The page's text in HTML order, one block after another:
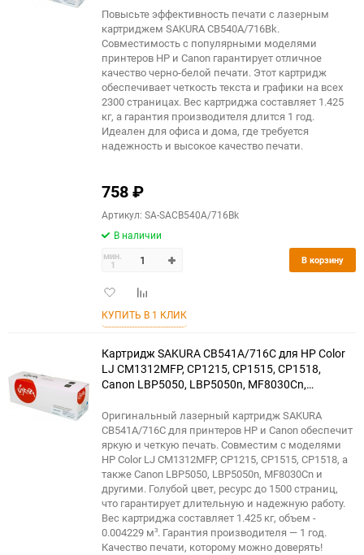
Повысьте эффективность печати с лазерным
картриджем SAKURA CB540A/716Bk.
Совместимость с популярными моделями
принтеров HP и Canon гарантирует отличное
качество черно-белой печати. Этот картридж
обеспечивает четкость текста и графики на всех
2300 страницах. Вес картриджа составляет 1.425
кг, а гарантия производителя длится 1 год.
Идеален для офиса и дома, где требуется
надежность и высокое качество печати.
758₽
Артикул: SA-SACB540A/716Bk
В наличии
мин.
1
Добавить
избранное
Добавить
сравнению
В корзину
КУПИТЬ В 1 КЛИК
Картридж SAKURA CB541A/716C для HP Color
LJ CM1312MFP, CP1215, CP1515, CP1518,
Canon LBP5050, LBP5050n, MF8030Cn,
1500 к.
Оригинальный лазерный картридж SAKURA
CB541A/716C для принтеров HP и Canon обеспечит
яркую и четкую печать. Совместим с моделями
HP Color LJ CM1312MFP, CP1215, CP1515, CP1518, а
также Canon LBP5050, LBP5050n, MF8030Cn и
другими. Голубой цвет, ресурс до 1500 страниц,
что гарантирует длительную и надежную работу.
Вес картриджа составляет 1.425 кг, объем -
0.004229 м³. Гарантия производителя — 1 год.
Качество печати, которому можно доверять!